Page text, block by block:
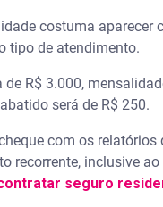
costuma aparecer
tipo de atendimento.
R$ 3.000,
será de R$ 250.
com os
recorrente, inclusive
seguro